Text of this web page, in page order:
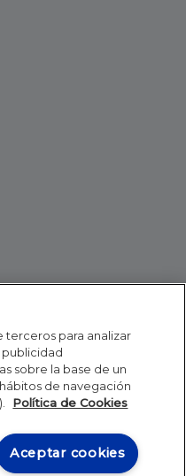
terceros para analizar
publicidad
sobre la base de un
de navegación
Política de Cookies
Aceptar cookies